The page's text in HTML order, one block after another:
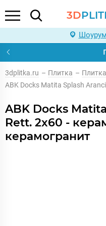
3D
Шоурум
3dplitka.ru – Плитка –
ABK Docks Matita Splash
ABK Docks
Rett. 2x60 -
керамогранит